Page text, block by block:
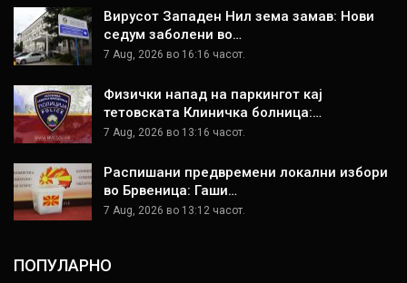
Вирусот Западен Нил зема замав: Нови
седум заболени во…
7 Aug, 2026 во 16:16 часот.
Физички напад на паркингот кај
тетовската Клиничка болница:…
7 Aug, 2026 во 13:16 часот.
Распишани предвремени локални избори
во Брвеница: Гаши…
7 Aug, 2026 во 13:12 часот.
ПОПУЛАРНО